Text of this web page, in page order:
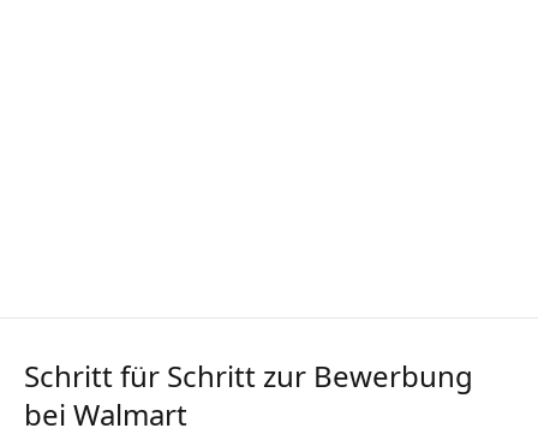
Schritt für Schritt zur Bewerbung
bei Walmart